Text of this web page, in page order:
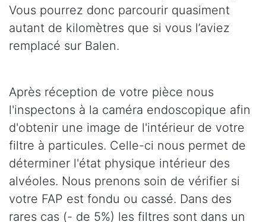
Vous pourrez donc parcourir quasiment
autant de kilomètres que si vous l’aviez
remplacé sur Balen.
Après réception de votre pièce nous
l'inspectons à la caméra endoscopique afin
d'obtenir une image de l'intérieur de votre
filtre à particules. Celle-ci nous permet de
déterminer l'état physique intérieur des
alvéoles. Nous prenons soin de vérifier si
votre FAP est fondu ou cassé. Dans des
rares cas (- de 5%) les filtres sont dans un